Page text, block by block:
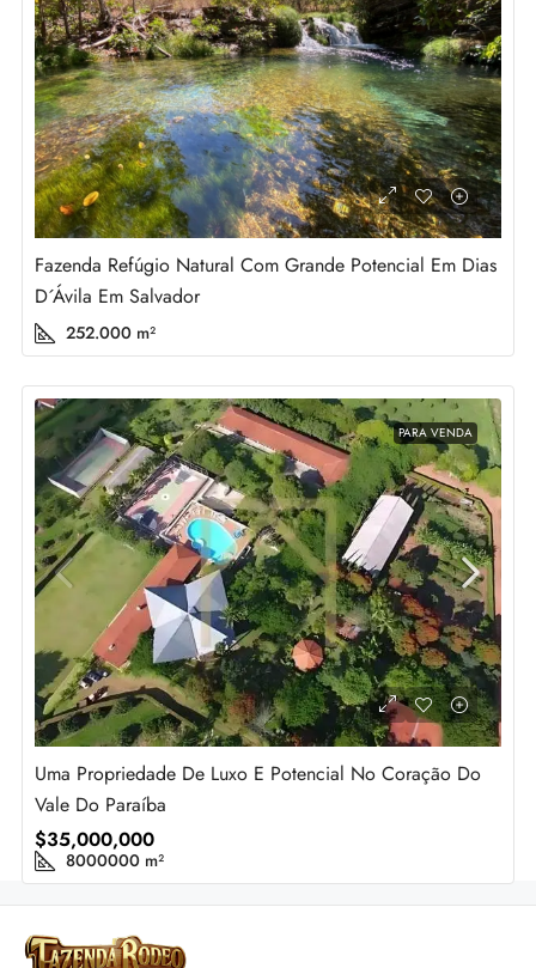
Fazenda Refúgio Natural Com Grande Potencial Em Dias
D´Ávila Em Salvador
252.000 m²
PARA VENDA
Uma Propriedade De Luxo E Potencial No Coração Do
Vale Do Paraíba
$35,000,000
8000000 m²